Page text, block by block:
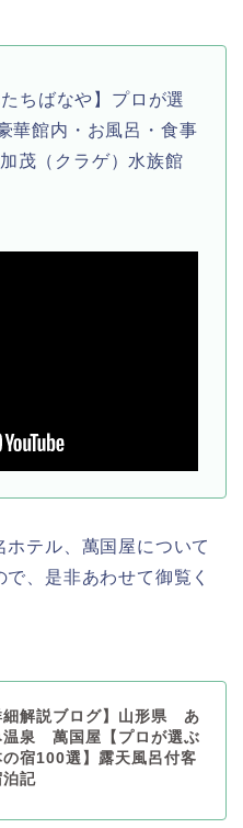
たちばなや】プロが選
華館内・お風呂・食事
茂（クラゲ）水族館
テル、萬国屋について
、是非あわせて御覧く
細解説ブログ】山形県 あ
温泉 萬国屋【プロが選ぶ
の宿100選】露天風呂付客
泊記